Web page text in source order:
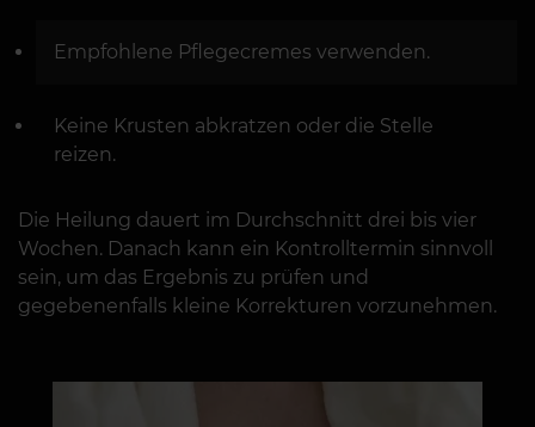
Empfohlene Pflegecremes verwenden.
Keine Krusten abkratzen oder die Stelle
reizen.
Die Heilung dauert im Durchschnitt drei bis vier
Wochen. Danach kann ein Kontrolltermin sinnvoll
sein, um das Ergebnis zu prüfen und
gegebenenfalls kleine Korrekturen vorzunehmen.